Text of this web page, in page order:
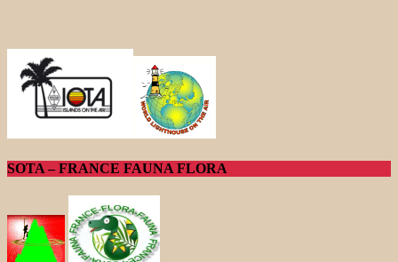
SOTA – FRANCE FAUNA FLORA